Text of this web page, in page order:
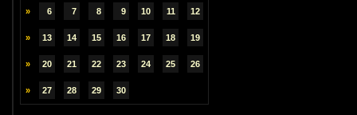
» 6 7 8 9 10 11 12
» 13 14 15 16 17 18 19
» 20 21 22 23 24 25 26
» 27 28 29 30